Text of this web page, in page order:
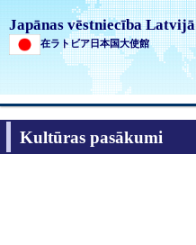
Japānas vēstniecība Latvijā
在ラトビア日本国大使館
Kultūras pasākumi